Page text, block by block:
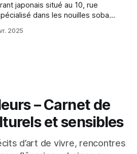
japonais situé au 10, rue
dans les nouilles soba
Le
2025
– Carnet de
et sensibles
d’art de vivre, rencontres